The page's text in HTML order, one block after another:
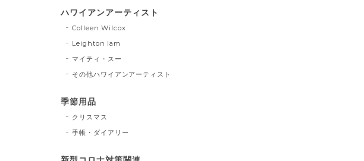
ハワイアンアーティスト
Colleen Wilcox
Leighton lam
マイティ・スー
その他ハワイアンアーティスト
季節用品
クリスマス
手帳・ダイアリー